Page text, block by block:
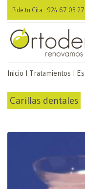
Pide tu Cita : 924 67 03
Inicio I Tratamientos I
Carillas dentales